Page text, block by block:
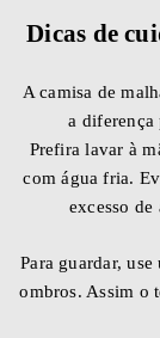
Dicas de
A camisa de
a diferença
Prefira lavar à
com água fria.
excesso de
Para guardar,
ombros. Assim o